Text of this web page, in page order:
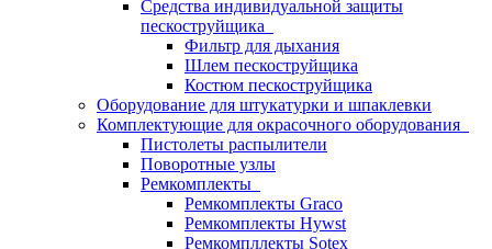
Средства индивидуальной защиты
пескоструйщика
Фильтр для дыхания
Шлем пескоструйщика
Костюм пескоструйщика
Оборудование для штукатурки и шпаклевки
Комплектующие для окрасочного оборудования
Пистолеты распылители
Поворотные узлы
Ремкомплекты
Ремкомплекты Graco
Ремкомплекты Hywst
Ремкомпллекты Sotex